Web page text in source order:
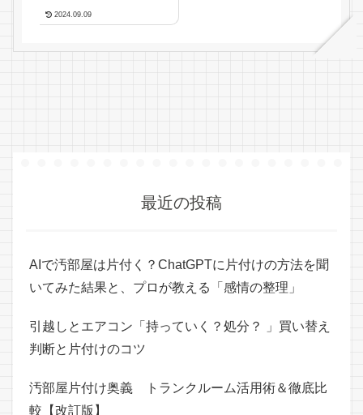
2024.09.09
最近の投稿
AIで汚部屋は片付く？ChatGPTに片付けの方法を聞
いてみた結果と、プロが教える「感情の整理」
引越しとエアコン「持っていく？処分？ 」買い替え
判断と片付けのコツ
汚部屋片付け奥義 トランクルーム活用術＆徹底比
較【改訂版】